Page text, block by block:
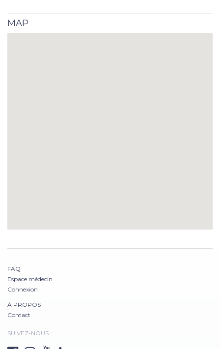
MAP
FAQ
Espace médecin
Connexion
À PROPOS
Contact
SUIVEZ-NOUS :